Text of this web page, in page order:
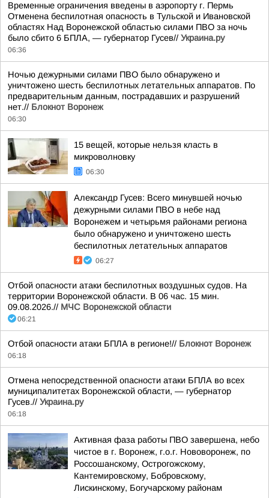
Временные ограничения введены в аэропорту г. Пермь
Отменена беспилотная опасность в Тульской и Ивановской
областях Над Воронежской областью силами ПВО за ночь
было сбито 6 БПЛА, — губернатор Гусев// Украина.ру
06:36
Ночью дежурными силами ПВО было обнаружено и
уничтожено шесть беспилотных летательных аппаратов. По
предварительным данным, пострадавших и разрушений
нет.// Блокнот Воронеж
06:30
15 вещей, которые нельзя класть в
микроволновку
06:30
Александр Гусев: Всего минувшей ночью
дежурными силами ПВО в небе над
Воронежем и четырьмя районами региона
было обнаружено и уничтожено шесть
беспилотных летательных аппаратов
06:27
Отбой опасности атаки беспилотных воздушных судов. На
территории Воронежской области. В 06 час. 15 мин.
09.08.2026.// МЧС Воронежской области
06:21
Отбой опасности атаки БПЛА в регионе!// Блокнот Воронеж
06:18
Отмена непосредственной опасности атаки БПЛА во всех
муниципалитетах Воронежской области, — губернатор
Гусев.// Украина.ру
06:18
Активная фаза работы ПВО завершена, небо
чистое в г. Воронеж, г.о.г. Нововоронеж, по
Россошанскому, Острогожскому,
Кантемировскому, Бобровскому,
Лискинскому, Богучарскому районам